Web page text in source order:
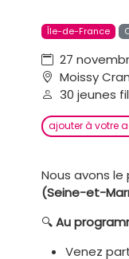
Île-de-France
27
Moissy
30 jeunes
ajouter à votre
Nous avons le
(Seine-et-
🔍Au
Venez